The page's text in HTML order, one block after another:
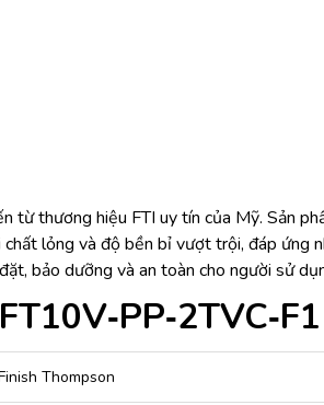
từ thương hiệu FTI uy tín của Mỹ. Sản
lỏng và độ bền bỉ vượt trội, đáp ứng
bảo dưỡng và an toàn cho người sử
Thompson